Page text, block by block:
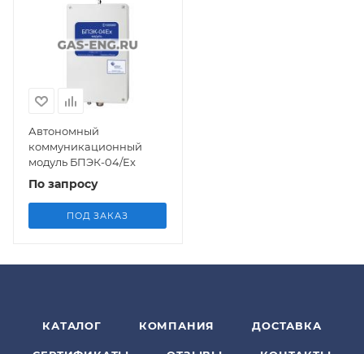
Автономный
коммуникационный
модуль БПЭК-04/Еx
По запросу
ПОД ЗАКАЗ
КАТАЛОГ КОМПАНИЯ ДОСТАВКА